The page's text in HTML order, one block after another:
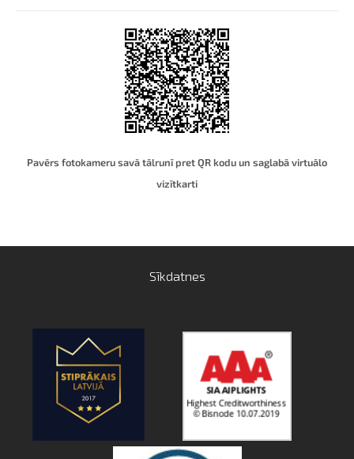
Pavērs fotokameru savā tālrunī pret QR kodu un saglabā virtuālo
vizītkarti
Sīkdatnes